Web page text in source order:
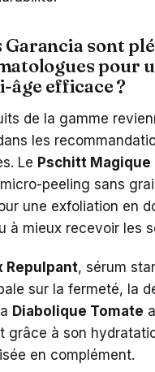
Garancia sont
pour
efficace ?
de la gamme
les
Le Pschitt Magique
peeling sans
une exfoliation en
à mieux recevoir les
Repulpant, sérum
sur la fermeté, la
Diabolique Tomate
grâce à son
en complément.